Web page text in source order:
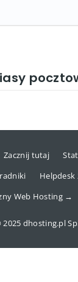
Zacznij tutaj
Helpdesk
Web Hosting →
dhosting.pl